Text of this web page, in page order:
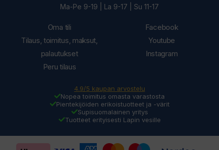
Oma tili
Tilaus, toimitus, maksut,
palautukset
Peru tilaus
Ma-Pe 9-19 | La 9-17 | Su 11-17
Facebook
Youtube
Instagram
4.9/5 kaupan arvostelu
Nopea toimitus omasta varastosta
Pientekijöiden erikoistuotteet ja -värit
Supisuomalainen yritys
Tuotteet erityisesti Lapin vesille